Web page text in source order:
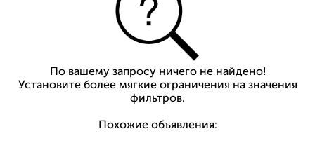
По вашему запросу ничего не найдено!
Установите более мягкие ограничения на значения
фильтров.
Похожие объявления: